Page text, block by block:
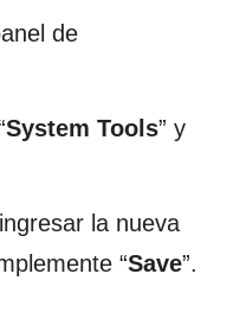
de
System Tools” y
la nueva
“Save”.